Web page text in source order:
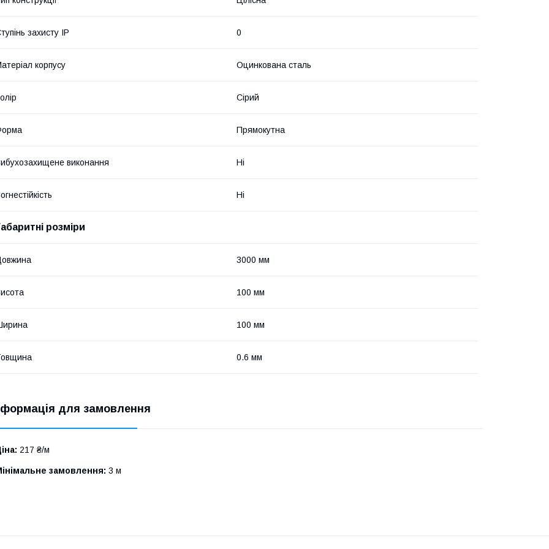
захисту IP 0
корпусу Оцинкована сталь
Сірий
Прямокутна
виконання Ні
Ні
розміри
3000 мм
100 мм
100 мм
0.6 мм
для замовлення
217 ₴/м
замовлення: 3 м